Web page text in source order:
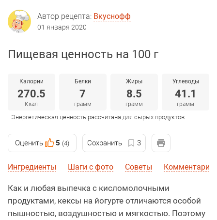
Автор рецепта: Вкуснофф
01 января 2020
Пищевая ценность на 100 г
Калории
270.5
Ккал
Белки
7
грамм
Жиры
8.5
грамм
Углеводы
41.1
грамм
Энергетическая ценность рассчитана для сырых продуктов
Оценить 5 (4) Сохранить 3
Ингредиенты Шаги с фото Советы Комментарии
Как и любая выпечка с кисломолочными
продуктами, кексы на йогурте отличаются особой
пышностью, воздушностью и мягкостью. Поэтому